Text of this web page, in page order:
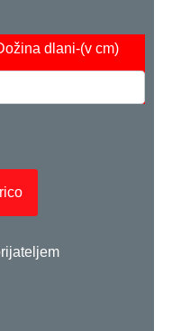
dlani-(v cm)